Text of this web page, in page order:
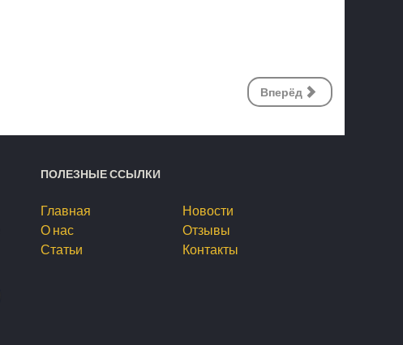
Вперёд
ПОЛЕЗНЫЕ ССЫЛКИ
Главная
О нас
Статьи
Новости
Отзывы
Контакты